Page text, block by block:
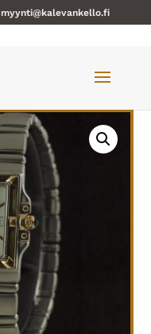
myynti@kalevankello.fi